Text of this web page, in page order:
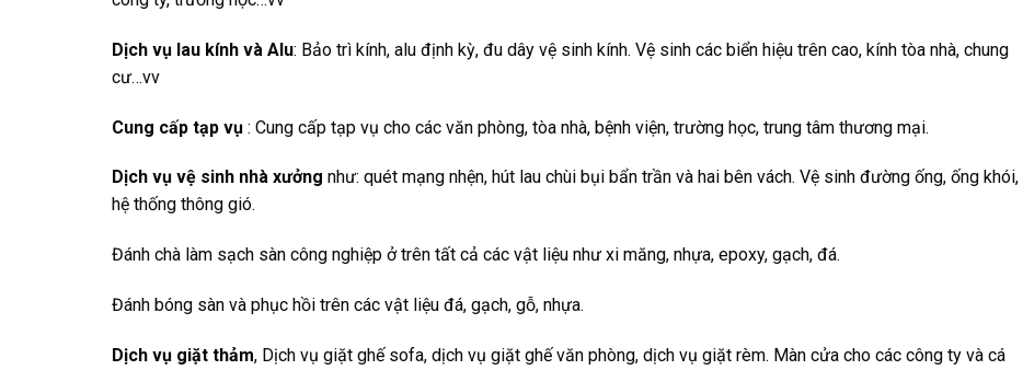
Dịch vụ lau kính và Alu: Bảo trì kính, alu định kỳ, đu dây vệ sinh kính. Vệ sinh các biển hiệu trên cao, kính tòa nhà, chung
cư…vv
Cung cấp tạp vụ : Cung cấp tạp vụ cho các văn phòng, tòa nhà, bệnh viện, trường học, trung tâm thương mại.
Dịch vụ vệ sinh nhà xưởng như: quét mạng nhện, hút lau chùi bụi bẩn trần và hai bên vách. Vệ sinh đường ống, ống khói,
hệ thống thông gió.
Đánh chà làm sạch sàn công nghiệp ở trên tất cả các vật liệu như xi măng, nhựa, epoxy, gạch, đá.
Đánh bóng sàn và phục hồi trên các vật liệu đá, gạch, gỗ, nhựa.
Dịch vụ giặt thảm, Dịch vụ giặt ghế sofa, dịch vụ giặt ghế văn phòng, dịch vụ giặt rèm. Màn cửa cho các công ty và cá